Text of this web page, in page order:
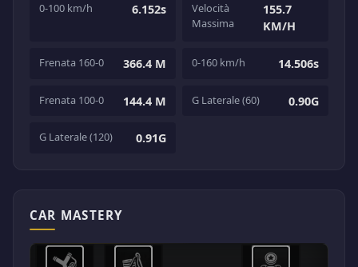
0-100 km/h 6.152s
Velocità
Massima
155.7
KM/H
Frenata 160-0 366.4 M 0-160 km/h 14.506s
Frenata 100-0 144.4 M G Laterale (60) 0.90G
G Laterale (120) 0.91G
CAR MASTERY